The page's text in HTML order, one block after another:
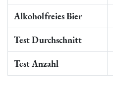
Alkoholfreies Bier
Test Durchschnitt
Test Anzahl